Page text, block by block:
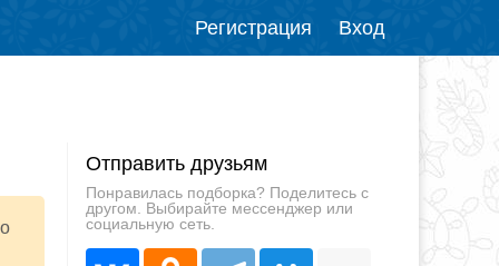
Регистрация Вход
Отправить друзьям
Понравилась подборка? Поделитесь с
другом. Выбирайте мессенджер или
социальную сеть.